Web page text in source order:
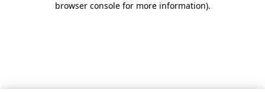
browser console for more information).